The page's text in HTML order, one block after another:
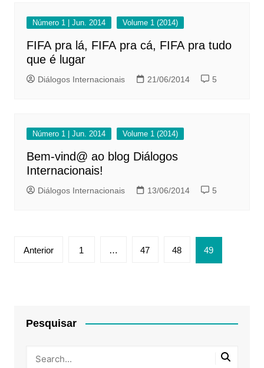
Número 1 | Jun. 2014 Volume 1 (2014)
FIFA pra lá, FIFA pra cá, FIFA pra tudo
que é lugar
Diálogos Internacionais 21/06/2014 5
Número 1 | Jun. 2014 Volume 1 (2014)
Bem-vind@ ao blog Diálogos
Internacionais!
Diálogos Internacionais 13/06/2014 5
Paginação
Anterior 1 … 47 48 49
Pesquisar